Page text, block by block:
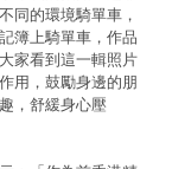
同的環境騎單車，
簿上騎單車，作品
家看到這一輯照片
用，鼓勵身邊的朋
，舒緩身心壓